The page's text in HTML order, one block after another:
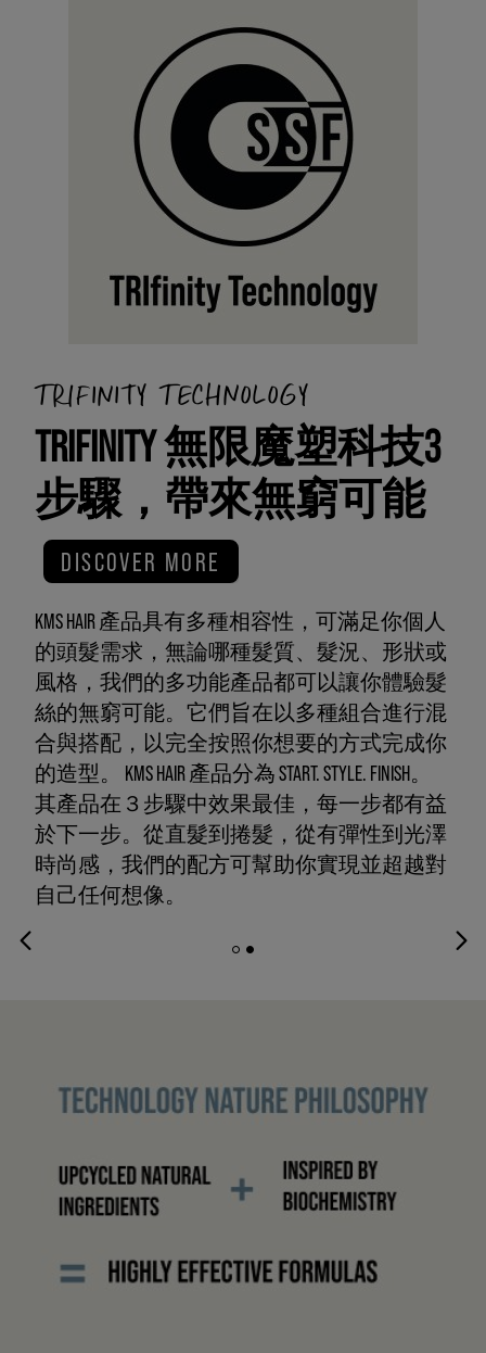
TRIFINITY TECHNOLOGY
TRIFINITY 無限魔塑科技3
步驟，帶來無窮可能
DISCOVER MORE
KMS HAIR 產品具有多種相容性，可滿足你個人
的頭髮需求，無論哪種髮質、髮況、形狀或
風格，我們的多功能產品都可以讓你體驗髮
絲的無窮可能。它們旨在以多種組合進行混
合與搭配，以完全按照你想要的方式完成你
的造型。 KMS HAIR 產品分為 START. STYLE. FINISH。
其產品在３步驟中效果最佳，每一步都有益
於下一步。從直髮到捲髮，從有彈性到光澤
時尚感，我們的配方可幫助你實現並超越對
自己任何想像。